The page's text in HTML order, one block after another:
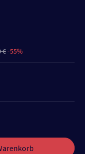
€-55%